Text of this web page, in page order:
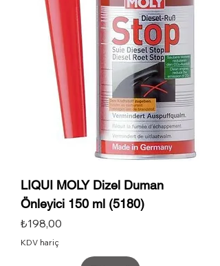
LIQUI MOLY Dizel Duman
Önleyici 150 ml (5180)
Fiyat
₺198,00
KDV hariç